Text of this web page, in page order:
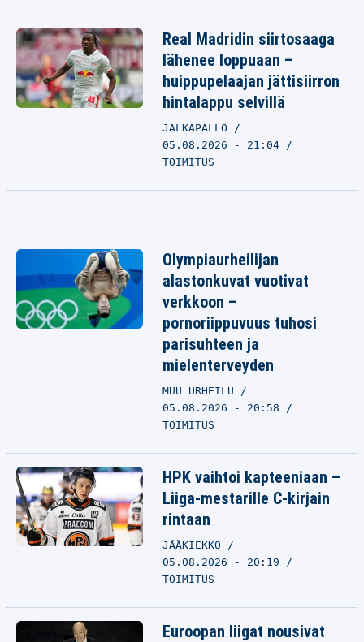
Real Madridin siirtosaaga
lähenee loppuaan –
huippupelaajan jättisiirron
hintalappu selvillä
JALKAPALLO
05.08.2026 - 21:04
TOIMITUS
Olympiaurheilijan
alastonkuvat vuotivat
verkkoon –
pornoriippuvuus tuhosi
parisuhteen ja
mielenterveyden
MUU URHEILU
05.08.2026 - 20:58
TOIMITUS
HPK vaihtoi kapteeniaan –
Liiga-mestarille C-kirjain
rintaan
JÄÄKIEKKO
05.08.2026 - 20:19
TOIMITUS
Euroopan liigat nousivat